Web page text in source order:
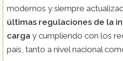
modernos y siempre
últimas regulaciones de la
carga y cumpliendo con los
país, tanto a nivel nacional